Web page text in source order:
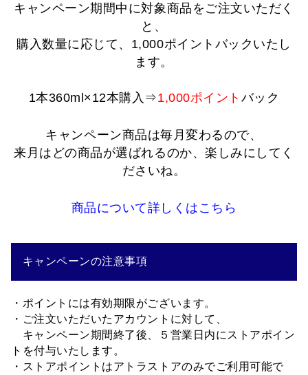
キャンペーン期間中に対象商品をご注文いただく
と、
購入数量に応じて、 1,000ポイントバック いたし
ます。
1本360ml×12本購入⇒1,000ポイント バック
キャンペーン商品は毎月変わるので、
来月はどの商品が選ばれるのか、楽しみにしてく
ださいね。
商品について詳しくはこちら
キャンペーンの注意事項
・ポイントには有効期限がございます。
・ご注文いただいたアカウントに対して、
キャンペーン期間終了後、５営業日内にストアポイン
トを付与いたします。
・ストアポイントはアトラストアのみでご利用可能で